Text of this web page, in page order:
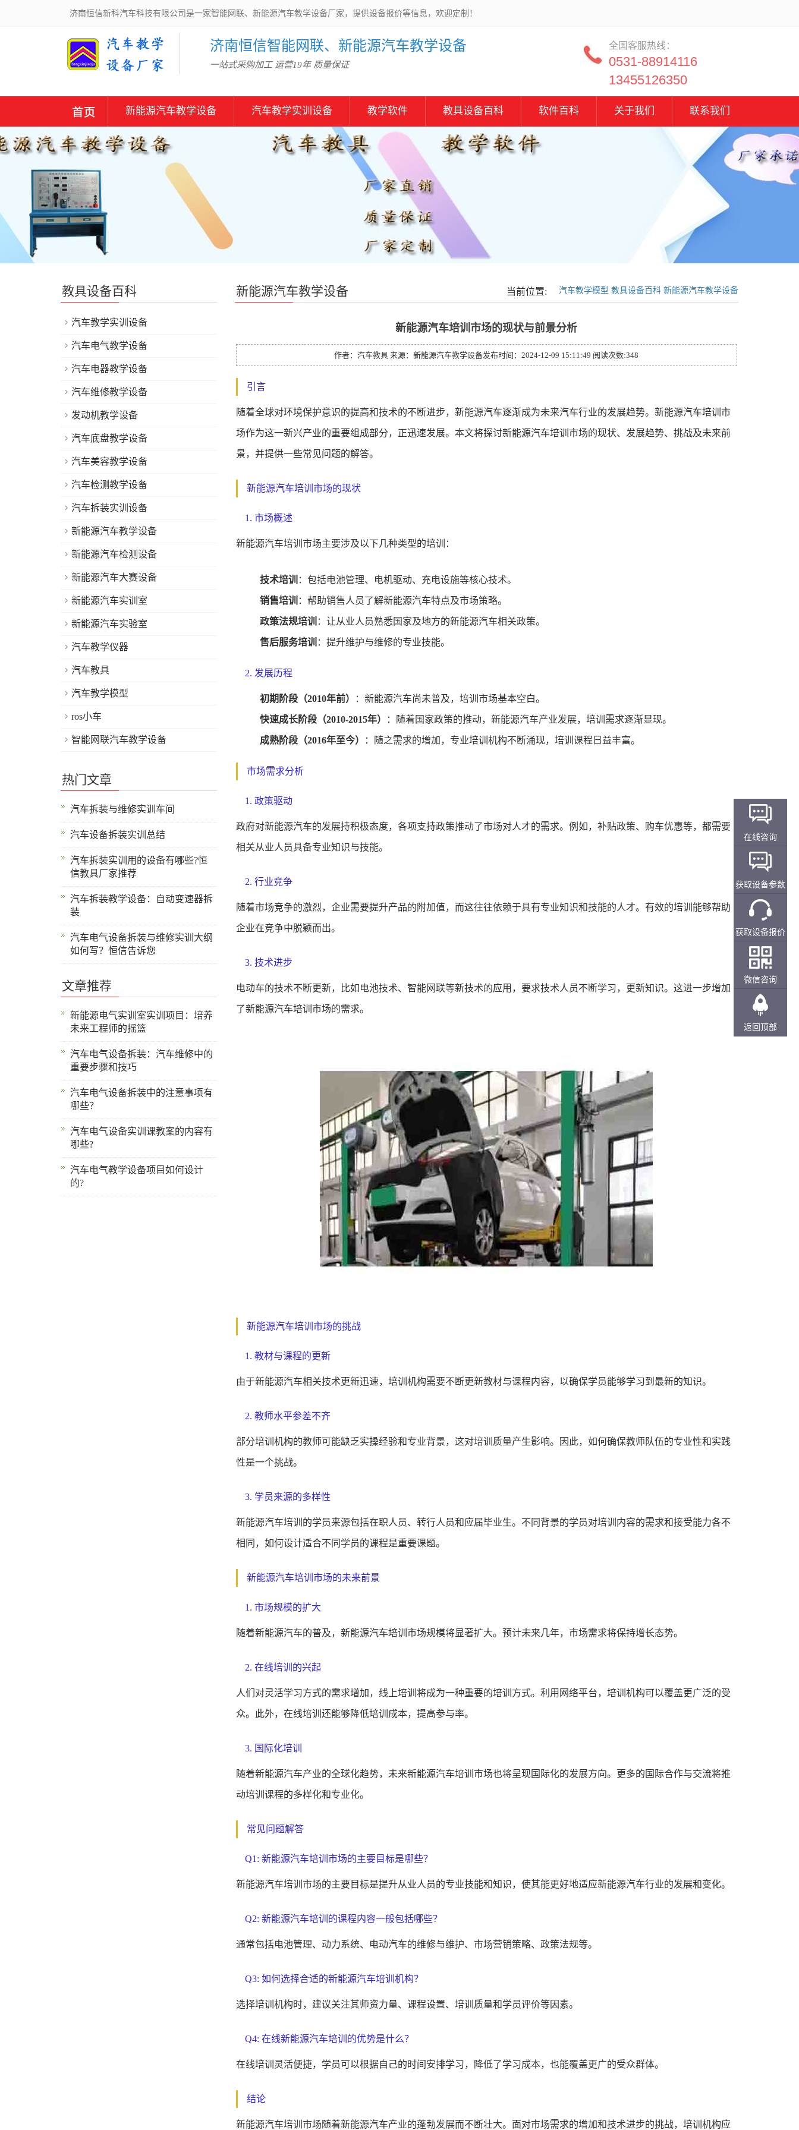
济南恒信新科汽车科技有限公司是一家智能网联、新能源汽车教学设备厂家，提供设备报价等信息，欢迎定制！
济南恒信智能网联、新能源汽车教学设备
一站式采购加工 运营19年 质量保证
全国客服热线：
0531-88914116
13455126350
新能源汽车教学设备 汽车教学实训设备 教学软件 教具设备百科 软件百科 关于我们 联系我们
当前位置: 汽车教学模型 教具设备百科 新能源汽车教学设备
新能源汽车教学设备
新能源汽车培训市场的现状与前景分析
作者：汽车教具 来源：新能源汽车教学设备发布时间：2024-12-09 15:11:49 阅读次数:348
引言
随着全球对环境保护意识的提高和技术的不断进步，新能源汽车逐渐成为未来汽车行业的发展趋势。新能源汽车培训市
场作为这一新兴产业的重要组成部分，正迅速发展。本文将探讨新能源汽车培训市场的现状、发展趋势、挑战及未来前
景，并提供一些常见问题的解答。
新能源汽车培训市场的现状
1. 市场概述
新能源汽车培训市场主要涉及以下几种类型的培训：
技术培训 ：包括电池管理、电机驱动、充电设施等核心技术。
销售培训 ：帮助销售人员了解新能源汽车特点及市场策略。
政策法规培训 ：让从业人员熟悉国家及地方的新能源汽车相关政策。
售后服务培训 ：提升维护与维修的专业技能。
2. 发展历程
初期阶段（2010年前） ：新能源汽车尚未普及，培训市场基本空白。
快速成长阶段（2010-2015年） ：随着国家政策的推动，新能源汽车产业发展，培训需求逐渐显现。
成熟阶段（2016年至今） ：随之需求的增加，专业培训机构不断涌现，培训课程日益丰富。
市场需求分析
1. 政策驱动
政府对新能源汽车的发展持积极态度，各项支持政策推动了市场对人才的需求。例如，补贴政策、购车优惠等，都需要
相关从业人员具备专业知识与技能。
2. 行业竞争
随着市场竞争的激烈，企业需要提升产品的附加值，而这往往依赖于具有专业知识和技能的人才。有效的培训能够帮助
企业在竞争中脱颖而出。
3. 技术进步
电动车的技术不断更新，比如电池技术、智能网联等新技术的应用，要求技术人员不断学习，更新知识。这进一步增加
了新能源汽车培训市场的需求。
新能源汽车培训市场的挑战
1. 教材与课程的更新
由于新能源汽车相关技术更新迅速，培训机构需要不断更新教材与课程内容，以确保学员能够学习到最新的知识。
2. 教师水平参差不齐
部分培训机构的教师可能缺乏实操经验和专业背景，这对培训质量产生影响。因此，如何确保教师队伍的专业性和实践
性是一个挑战。
3. 学员来源的多样性
新能源汽车培训的学员来源包括在职人员、转行人员和应届毕业生。不同背景的学员对培训内容的需求和接受能力各不
相同，如何设计适合不同学员的课程是重要课题。
新能源汽车培训市场的未来前景
1. 市场规模的扩大
随着新能源汽车的普及，新能源汽车培训市场规模将显著扩大。预计未来几年，市场需求将保持增长态势。
2. 在线培训的兴起
人们对灵活学习方式的需求增加，线上培训将成为一种重要的培训方式。利用网络平台，培训机构可以覆盖更广泛的受
众。此外，在线培训还能够降低培训成本，提高参与率。
3. 国际化培训
随着新能源汽车产业的全球化趋势，未来新能源汽车培训市场也将呈现国际化的发展方向。更多的国际合作与交流将推
动培训课程的多样化和专业化。
常见问题解答
Q1: 新能源汽车培训市场的主要目标是哪些？
新能源汽车培训市场的主要目标是提升从业人员的专业技能和知识，使其能更好地适应新能源汽车行业的发展和变化。
Q2: 新能源汽车培训的课程内容一般包括哪些？
通常包括电池管理、动力系统、电动汽车的维修与维护、市场营销策略、政策法规等。
Q3: 如何选择合适的新能源汽车培训机构？
选择培训机构时，建议关注其师资力量、课程设置、培训质量和学员评价等因素。
Q4: 在线新能源汽车培训的优势是什么？
在线培训灵活便捷，学员可以根据自己的时间安排学习，降低了学习成本，也能覆盖更广的受众群体。
结论
新能源汽车培训市场随着新能源汽车产业的蓬勃发展而不断壮大。面对市场需求的增加和技术进步的挑战，培训机构应
教具设备百科
汽车教学实训设备
汽车电气教学设备
汽车电器教学设备
汽车维修教学设备
发动机教学设备
汽车底盘教学设备
汽车美容教学设备
汽车检测教学设备
汽车拆装实训设备
新能源汽车教学设备
新能源汽车检测设备
新能源汽车大赛设备
新能源汽车实训室
新能源汽车实验室
汽车教学仪器
汽车教具
汽车教学模型
ros小车
智能网联汽车教学设备
热门文章
汽车拆装与维修实训车间
汽车设备拆装实训总结
汽车拆装实训用的设备有哪些?恒
信教具厂家推荐
汽车拆装教学设备：自动变速器拆
装
汽车电气设备拆装与维修实训大纲
如何写？恒信告诉您
文章推荐
新能源电气实训室实训项目：培养
未来工程师的摇篮
汽车电气设备拆装：汽车维修中的
重要步骤和技巧
汽车电气设备拆装中的注意事项有
哪些？
汽车电气设备实训课教案的内容有
哪些?
汽车电气教学设备项目如何设计
的?
在线咨询
获取设备参数
获取设备报价
微信咨询
返回顶部